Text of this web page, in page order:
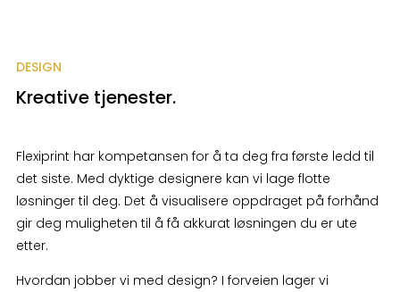
DESIGN
Kreative tjenester.
Flexiprint har kompetansen for å ta deg fra første ledd til
det siste. Med dyktige designere kan vi lage flotte
løsninger til deg. Det å visualisere oppdraget på forhånd
gir deg muligheten til å få akkurat løsningen du er ute
etter.
Hvordan jobber vi med design? I forveien lager vi